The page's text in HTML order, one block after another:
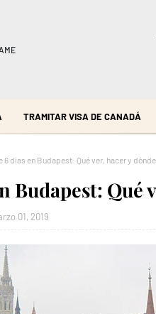
TRAMITAR VISA DE CANADÁ
6 días en Budapest: Qué ver, hacer y
Budapest: Qué
01, 2019